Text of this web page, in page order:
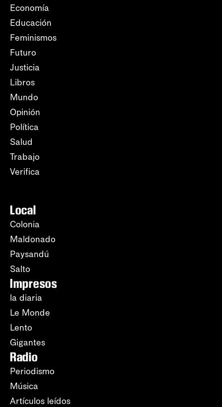
Economía
Educación
Feminismos
Futuro
Justicia
Libros
Mundo
Opinión
Política
Salud
Trabajo
Verifica
Local
Colonia
Maldonado
Paysandú
Salto
Impresos
la diaria
Le Monde
Lento
Gigantes
Radio
Periodismo
Música
Artículos leídos